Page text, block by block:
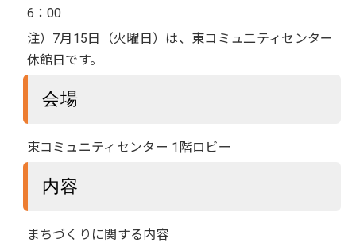
6：00
注）7月15日（火曜日）は、東コミュ二ティセンター
休館日です。
会場
東コミュニティセンター 1階ロビー
内容
まちづくりに関する内容